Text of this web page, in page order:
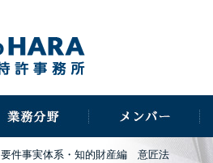
要件事実体系・知的財産編 意匠法